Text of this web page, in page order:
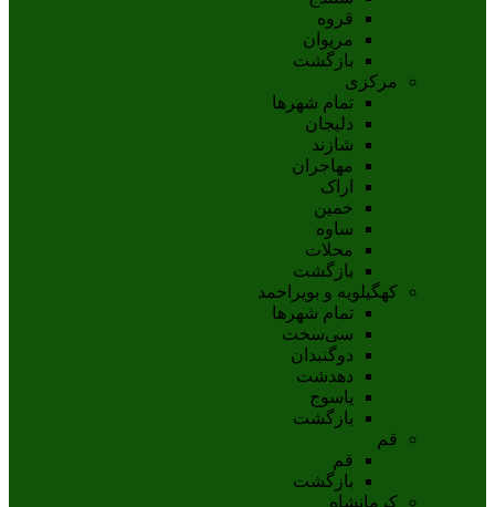
قروه
مريوان
بازگشت
مرکزی
تمام شهر‌ها
دلیجان
شازند
مهاجران
اراک
خمين
ساوه
محلات
بازگشت
کهگیلویه و بویراحمد
تمام شهر‌ها
سی‌سخت
دوگنبدان
دهدشت
ياسوج
بازگشت
قم
قم
بازگشت
کرمانشاه